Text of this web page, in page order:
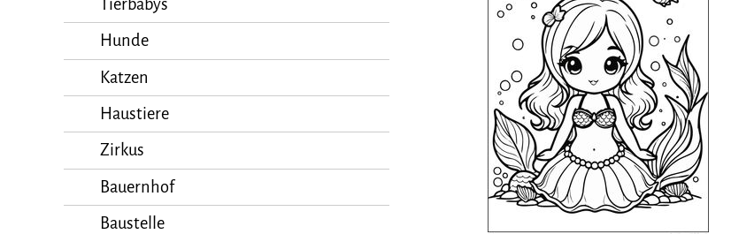
Tierbabys
Hunde
Katzen
Haustiere
Zirkus
Bauernhof
Baustelle